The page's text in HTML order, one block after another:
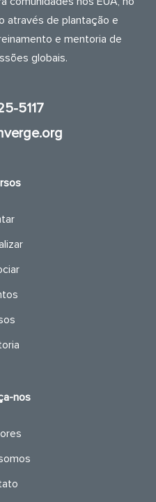
através de plantação e
e mentoria de
globais.
5117
nos